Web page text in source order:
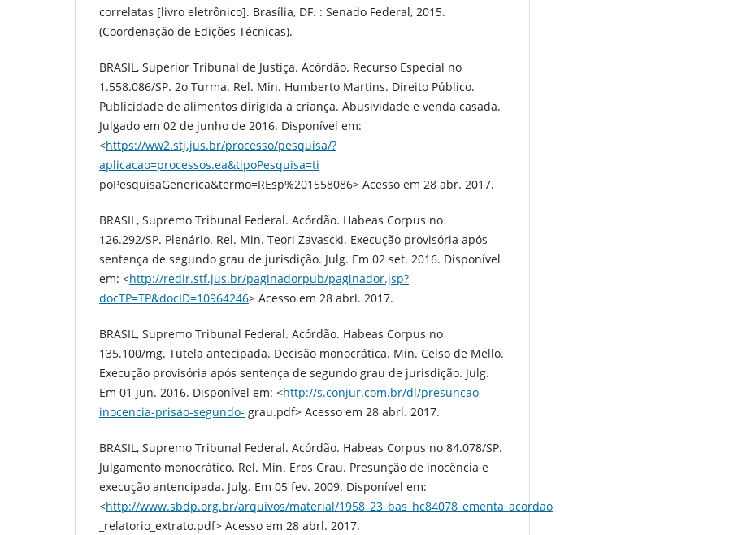
correlatas [livro eletrônico]. Brasília, DF. : Senado Federal, 2015.
(Coordenação de Edições Técnicas).
BRASIL, Superior Tribunal de Justiça. Acórdão. Recurso Especial no
1.558.086/SP. 2o Turma. Rel. Min. Humberto Martins. Direito Público.
Publicidade de alimentos dirigida à criança. Abusividade e venda casada.
Julgado em 02 de junho de 2016. Disponível em:
<https://ww2.stj.jus.br/processo/pesquisa/?
aplicacao=processos.ea&tipoPesquisa=ti
poPesquisaGenerica&termo=REsp%201558086> Acesso em 28 abr. 2017.
BRASIL, Supremo Tribunal Federal. Acórdão. Habeas Corpus no
126.292/SP. Plenário. Rel. Min. Teori Zavascki. Execução provisória após
sentença de segundo grau de jurisdição. Julg. Em 02 set. 2016. Disponível
em: <http://redir.stf.jus.br/paginadorpub/paginador.jsp?
docTP=TP&docID=10964246> Acesso em 28 abrl. 2017.
BRASIL, Supremo Tribunal Federal. Acórdão. Habeas Corpus no
135.100/mg. Tutela antecipada. Decisão monocrática. Min. Celso de Mello.
Execução provisória após sentença de segundo grau de jurisdição. Julg.
Em 01 jun. 2016. Disponível em: <http://s.conjur.com.br/dl/presuncao-
inocencia-prisao-segundo- grau.pdf> Acesso em 28 abrl. 2017.
BRASIL, Supremo Tribunal Federal. Acórdão. Habeas Corpus no 84.078/SP.
Julgamento monocrático. Rel. Min. Eros Grau. Presunção de inocência e
execução antencipada. Julg. Em 05 fev. 2009. Disponível em:
<http://www.sbdp.org.br/arquivos/material/1958_23_bas_hc84078_ementa_acordao
_relatorio_extrato.pdf> Acesso em 28 abrl. 2017.